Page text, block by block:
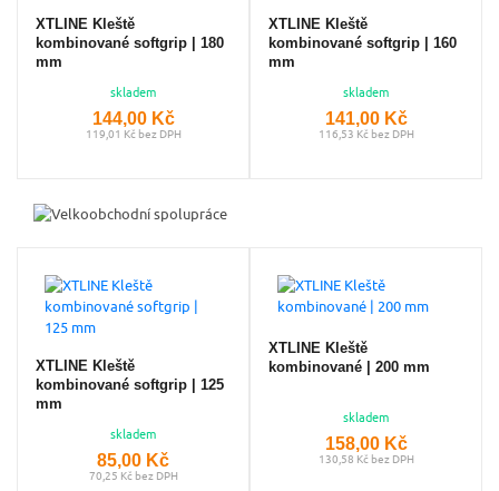
XTLINE Kleště
kombinované softgrip | 180
mm
skladem
144,00 Kč
119,01 Kč bez DPH
XTLINE Kleště
kombinované softgrip | 160
mm
skladem
141,00 Kč
116,53 Kč bez DPH
XTLINE Kleště
kombinované softgrip | 125
mm
skladem
85,00 Kč
70,25 Kč bez DPH
XTLINE Kleště
kombinované | 200 mm
skladem
158,00 Kč
130,58 Kč bez DPH